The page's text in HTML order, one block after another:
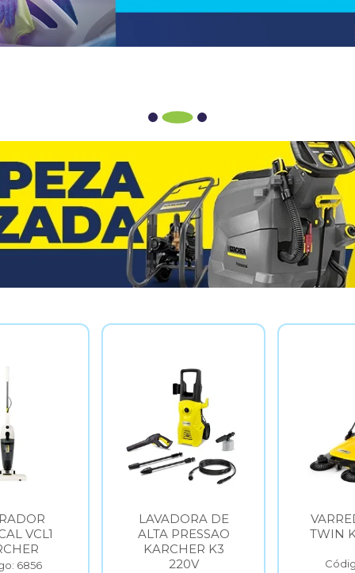
DE
PRESSAO
K3
220V
VARREDEIRA S6
TWIN KARCHER
Código: 6854